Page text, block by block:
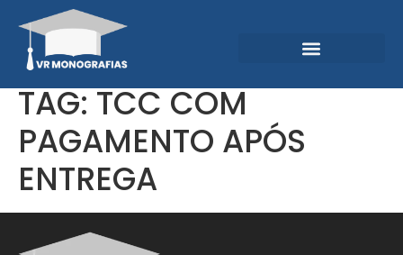
TAG:TCC COM
PAGAMENTO APÓS
ENTREGA